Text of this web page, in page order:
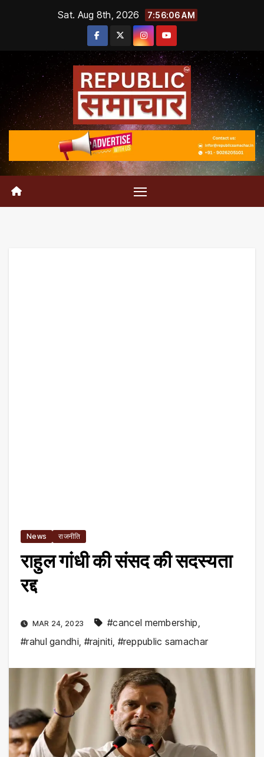
Sat. Aug 8th, 2026 7:56:06 AM
News राजनीति
राहुल गांधी की संसद की सदस्यता
रद्द
MAR 24, 2023 #cancel membership
#rahul gandhi #rajniti #reppublic samachar